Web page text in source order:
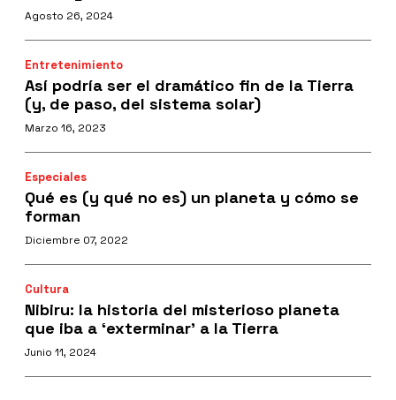
Agosto 26, 2024
Entretenimiento
Así podría ser el dramático fin de la Tierra
(y, de paso, del sistema solar)
Marzo 16, 2023
Especiales
Qué es (y qué no es) un planeta y cómo se
forman
Diciembre 07, 2022
Cultura
Nibiru: la historia del misterioso planeta
que iba a ‘exterminar’ a la Tierra
Junio 11, 2024